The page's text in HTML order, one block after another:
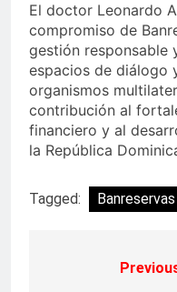
El doctor Leonardo
compromiso de
gestión responsable
espacios de diálogo
organismos
contribución al
financiero y al
la República
Tagged: Banreservas
Navegación